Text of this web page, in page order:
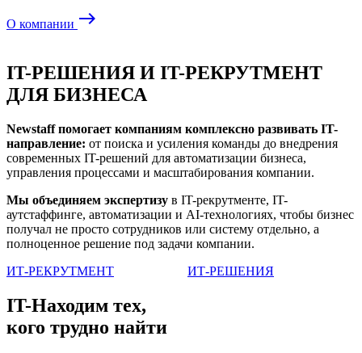
О компании east
IT-РЕШЕНИЯ И IT-РЕКРУТМЕНТ
ДЛЯ БИЗНЕСА
Newstaff помогает компаниям комплексно развивать IT-
направление: от поиска и усиления команды до внедрения
современных IT-решений для автоматизации бизнеса,
управления процессами и масштабирования компании.
Мы объединяем экспертизу в IT-рекрутменте, IT-
аутстаффинге, автоматизации и AI-технологиях, чтобы бизнес
получал не просто сотрудников или систему отдельно, а
полноценное решение под задачи компании.
ИТ-РЕКРУТМЕНТ
ИТ-РЕШЕНИЯ
IT-Находим тех,
кого трудно найти